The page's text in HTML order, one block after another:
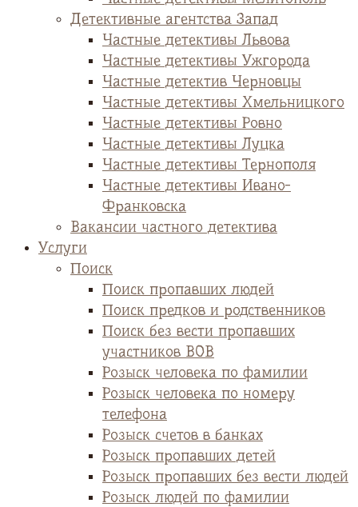
Детективные агентства Запад
Частные детективы Львова
Частные детективы Ужгорода
Частные детектив Черновцы
Частные детективы Хмельницкого
Частные детективы Ровно
Частные детективы Луцка
Частные детективы Тернополя
Частные детективы Ивано-
Франковска
Вакансии частного детектива
Услуги
Поиск
Поиск пропавших людей
Поиск предков и родственников
Поиск без вести пропавших
участников ВОВ
Розыск человека по фамилии
Розыск человека по номеру
телефона
Розыск счетов в банках
Розыск пропавших детей
Розыск пропавших без вести людей
Розыск людей по фамилии